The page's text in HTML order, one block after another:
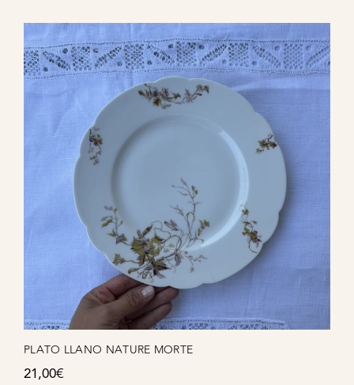
PLATO LLANO NATURE MORTE
21,00€